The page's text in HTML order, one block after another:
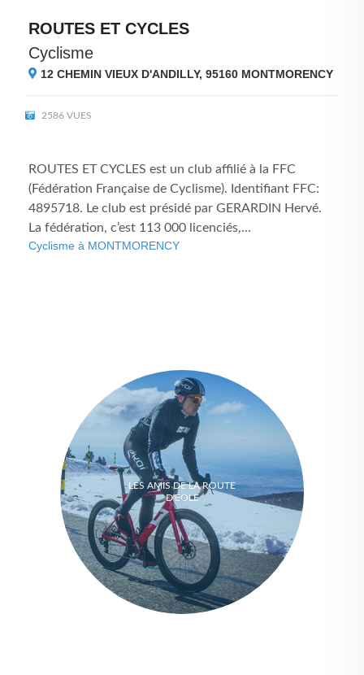
ROUTES ET CYCLES
Cyclisme
12 CHEMIN VIEUX D'ANDILLY, 95160 MONTMORENCY
2586 VUES
ROUTES ET CYCLES est un club affilié à la FFC
(Fédération Française de Cyclisme). Identifiant FFC:
4895718. Le club est présidé par GERARDIN Hervé.
La fédération, c’est 113 000 licenciés,...
Cyclisme à MONTMORENCY
LES AMIS DE LA ROUTE
D'EOLE